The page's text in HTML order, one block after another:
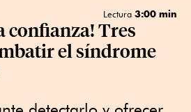
Lectura 3:00 min
confianza! Tres
el síndrome